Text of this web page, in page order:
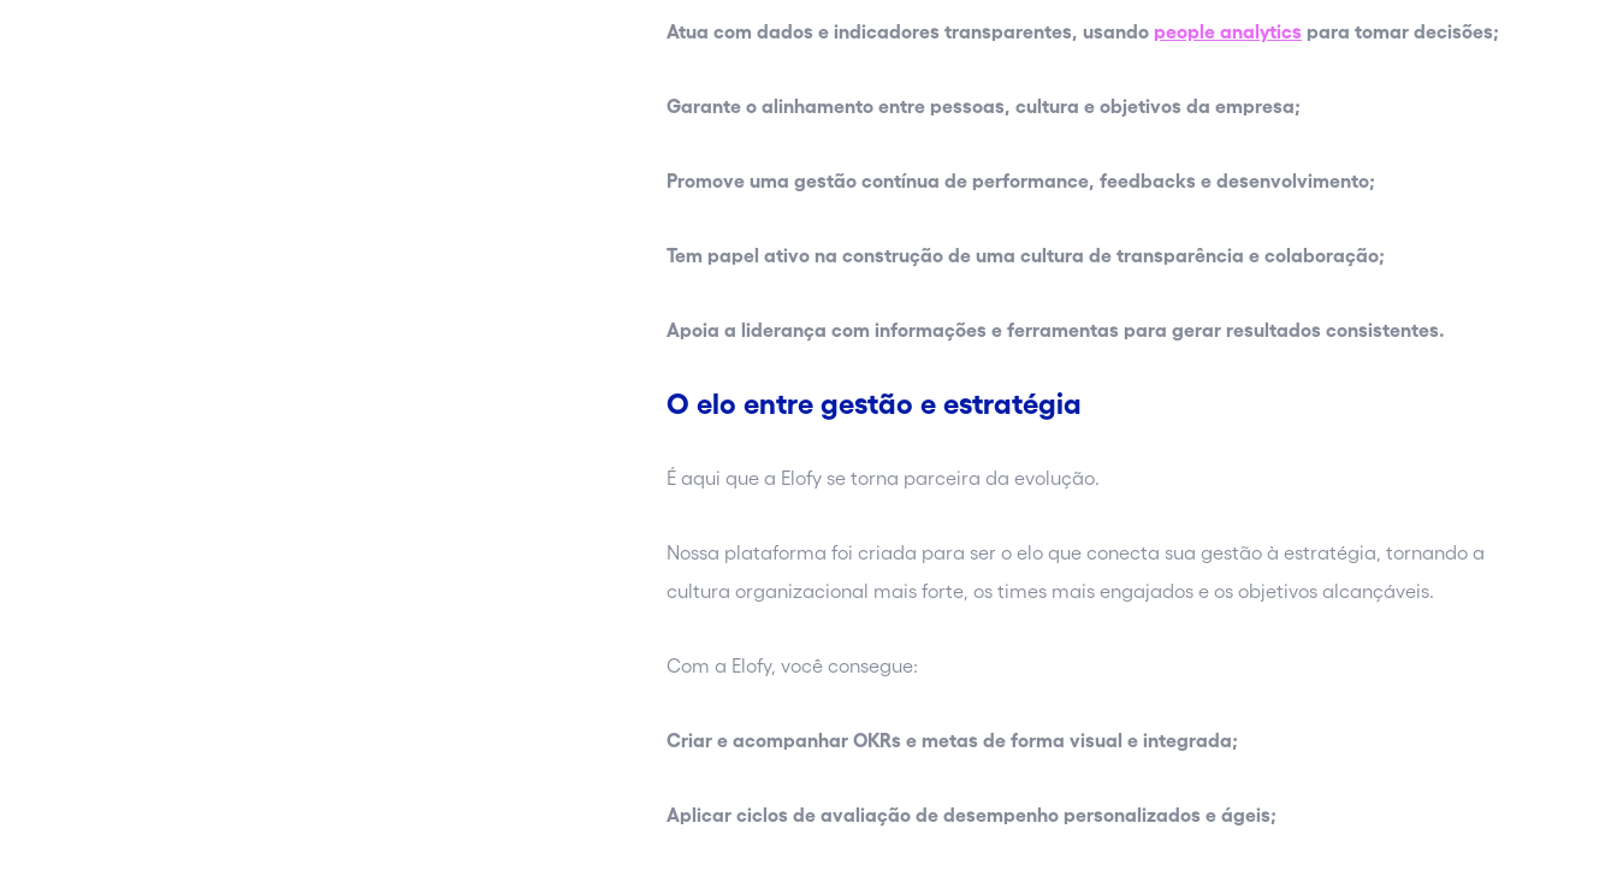
Atua com dados e indicadores transparentes, usando people analytics para tomar decisões;
Garante o alinhamento entre pessoas, cultura e objetivos da empresa;
Promove uma gestão contínua de performance, feedbacks e desenvolvimento;
Tem papel ativo na construção de uma cultura de transparência e colaboração;
Apoia a liderança com informações e ferramentas para gerar resultados consistentes.
O elo entre gestão e estratégia
É aqui que a Elofy se torna parceira da evolução.
Nossa plataforma foi criada para ser o elo que conecta sua gestão à estratégia, tornando a
cultura organizacional mais forte, os times mais engajados e os objetivos alcançáveis.
Com a Elofy, você consegue:
Criar e acompanhar OKRs e metas de forma visual e integrada;
Aplicar ciclos de avaliação de desempenho personalizados e ágeis;